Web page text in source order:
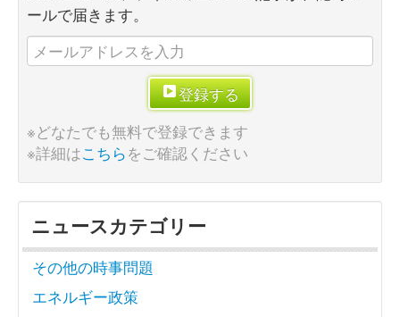
ールで届きます。
登録する
※どなたでも無料で登録できます
※詳細はこちらをご確認ください
ニュースカテゴリー
その他の時事問題
エネルギー政策